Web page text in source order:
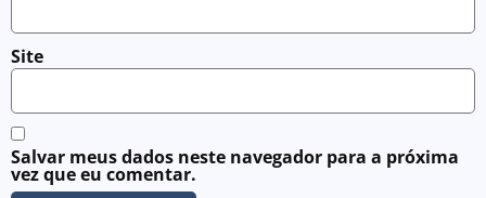
Site
Salvar meus dados neste navegador para a próxima
vez que eu comentar.